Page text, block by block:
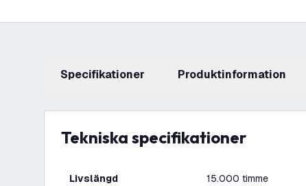
Specifikationer produktinformation
Tekniska specifikationer
Livslängd 15.000 timme